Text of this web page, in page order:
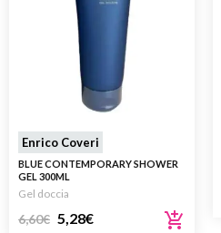
Enrico Coveri
BLUE CONTEMPORARY SHOWER
GEL 300ML
Gel doccia
6,60€ 5,28€